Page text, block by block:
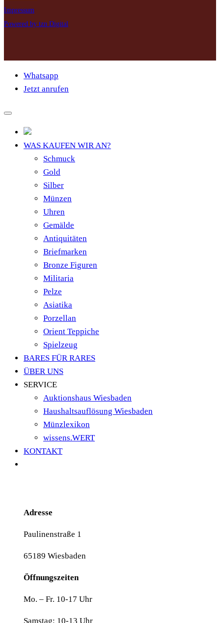
Impressum
Powered by tzn Digital
Whatsapp
Jetzt anrufen
WAS KAUFEN WIR AN?
Schmuck
Gold
Silber
Münzen
Uhren
Gemälde
Antiquitäten
Briefmarken
Bronze Figuren
Militaria
Pelze
Asiatika
Porzellan
Orient Teppiche
Spielzeug
BARES FÜR RARES
ÜBER UNS
SERVICE
Auktionshaus Wiesbaden
Haushaltsauflösung Wiesbaden
Münzlexikon
wissens.WERT
KONTAKT
Adresse
Paulinenstraße 1
65189 Wiesbaden
Öffnungszeiten
Mo. – Fr. 10-17 Uhr
Samstag: 10-13 Uhr